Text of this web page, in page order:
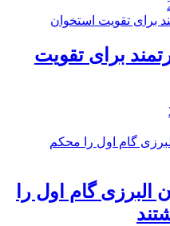
برای تقویت
البرزی گام اول را